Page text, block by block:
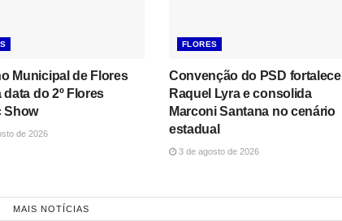
Municipal de Flores
do 2º Flores
Show
de 2026
FLORES
Convenção do PSD fortalece
Raquel Lyra e consolida
Marconi Santana no cenário
estadual
3 de agosto de 2026
MAIS NOTÍCIAS